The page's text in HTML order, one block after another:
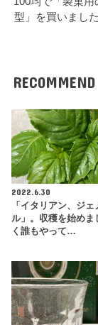
型」を買いまし
RECOMMEND
2022.6.30
「イタリアン、ジ
ル」。収穫を始めま
く誰もやって…